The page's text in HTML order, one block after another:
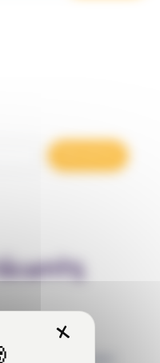
: qu’est-ce que
XMasquer